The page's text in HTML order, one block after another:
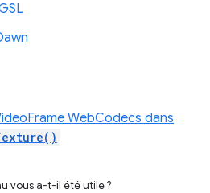
WebCodecs dans
vous a-t-il été utile ?